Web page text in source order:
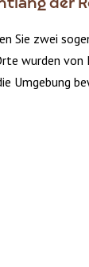
der
Sie zwei
wurden
Umgebung